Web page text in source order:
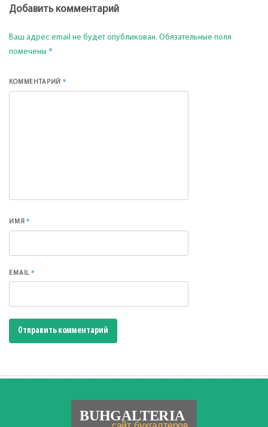
Добавить комментарий
Ваш адрес email не будет опубликован. Обязательные поля
помечены *
КОММЕНТАРИЙ*
ИМЯ*
EMAIL*